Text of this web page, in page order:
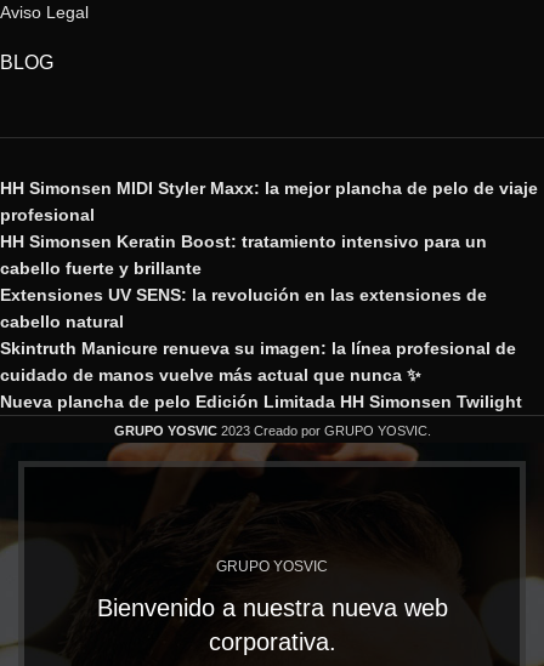
Aviso Legal
BLOG
HH Simonsen MIDI Styler Maxx: la mejor plancha de pelo de viaje
profesional
HH Simonsen Keratin Boost: tratamiento intensivo para un
cabello fuerte y brillante
Extensiones UV SENS: la revolución en las extensiones de
cabello natural
Skintruth Manicure renueva su imagen: la línea profesional de
cuidado de manos vuelve más actual que nunca ✨
Nueva plancha de pelo Edición Limitada HH Simonsen Twilight
GRUPO YOSVIC 2023 Creado por GRUPO YOSVIC.
GRUPO YOSVIC
Bienvenido a nuestra nueva web
corporativa.